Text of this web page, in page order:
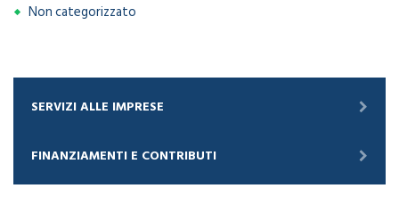
Non categorizzato
SERVIZI ALLE IMPRESE
FINANZIAMENTI E CONTRIBUTI